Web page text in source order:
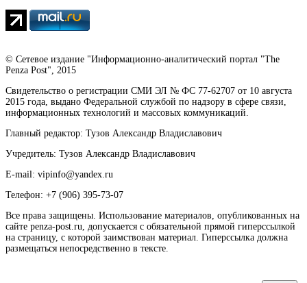
© Сетевое издание "Информационно-аналитический портал "The
Penza Post", 2015
Свидетельство о регистрации СМИ ЭЛ № ФС 77-62707 от 10 августа
2015 года, выдано Федеральной службой по надзору в сфере связи,
информационных технологий и массовых коммуникаций.
Главный редактор: Тузов Александр Владиславович
Учредитель: Тузов Александр Владиславович
E-mail: vipinfo@yandex.ru
Телефон: +7 (906) 395-73-07
Все права защищены. Использование материалов, опубликованных на
сайте penza-post.ru, допускается с обязательной прямой гиперссылкой
на страницу, с которой заимствован материал. Гиперссылка должна
размещаться непосредственно в тексте.